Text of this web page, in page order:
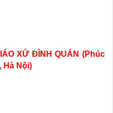
XỨ ĐÌNH QUÁN (Phúc
Hà Nội)